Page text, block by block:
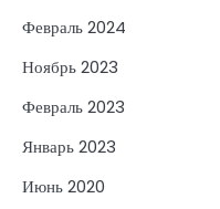
Февраль 2024
Ноябрь 2023
Февраль 2023
Январь 2023
Июнь 2020